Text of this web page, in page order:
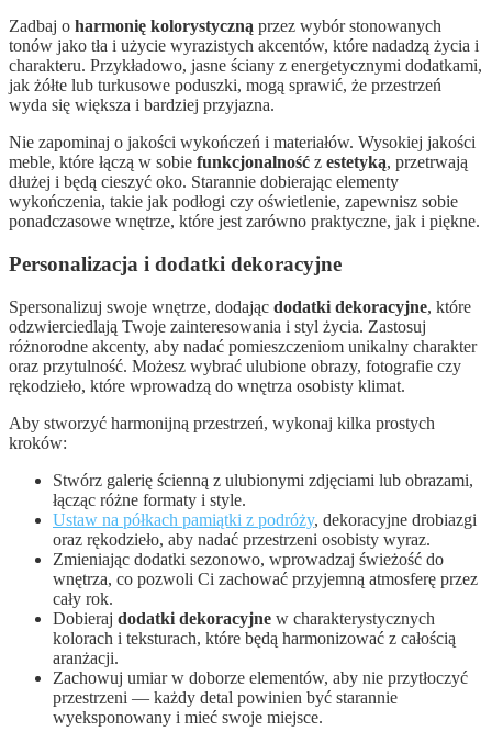
Zadbaj o harmonię kolorystyczną przez wybór stonowanych
tonów jako tła i użycie wyrazistych akcentów, które nadadzą życia i
charakteru. Przykładowo, jasne ściany z energetycznymi dodatkami,
jak żółte lub turkusowe poduszki, mogą sprawić, że przestrzeń
wyda się większa i bardziej przyjazna.
Nie zapominaj o jakości wykończeń i materiałów. Wysokiej jakości
meble, które łączą w sobie funkcjonalność z estetyką, przetrwają
dłużej i będą cieszyć oko. Starannie dobierając elementy
wykończenia, takie jak podłogi czy oświetlenie, zapewnisz sobie
ponadczasowe wnętrze, które jest zarówno praktyczne, jak i piękne.
Personalizacja i dodatki dekoracyjne
Spersonalizuj swoje wnętrze, dodając dodatki dekoracyjne, które
odzwierciedlają Twoje zainteresowania i styl życia. Zastosuj
różnorodne akcenty, aby nadać pomieszczeniom unikalny charakter
oraz przytulność. Możesz wybrać ulubione obrazy, fotografie czy
rękodzieło, które wprowadzą do wnętrza osobisty klimat.
Aby stworzyć harmonijną przestrzeń, wykonaj kilka prostych
kroków:
Stwórz galerię ścienną z ulubionymi zdjęciami lub obrazami,
łącząc różne formaty i style.
Ustaw na półkach pamiątki z podróży, dekoracyjne drobiazgi
oraz rękodzieło, aby nadać przestrzeni osobisty wyraz.
Zmieniając dodatki sezonowo, wprowadzaj świeżość do
wnętrza, co pozwoli Ci zachować przyjemną atmosferę przez
cały rok.
Dobieraj dodatki dekoracyjne w charakterystycznych
kolorach i teksturach, które będą harmonizować z całością
aranżacji.
Zachowuj umiar w doborze elementów, aby nie przytłoczyć
przestrzeni — każdy detal powinien być starannie
wyeksponowany i mieć swoje miejsce.